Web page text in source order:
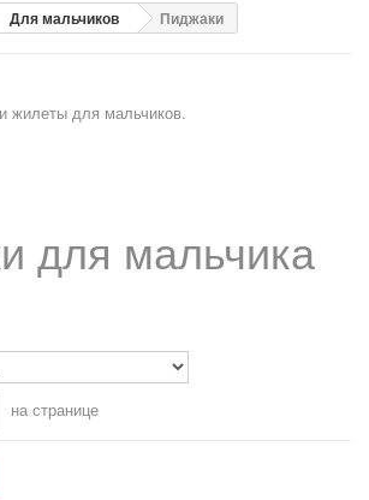
Для мальчиков Пиджаки
жилеты для мальчиков.
для мальчика
на странице